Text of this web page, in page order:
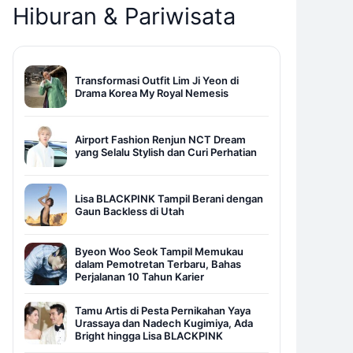
Hiburan & Pariwisata
Transformasi Outfit Lim Ji Yeon di
Drama Korea My Royal Nemesis
Airport Fashion Renjun NCT Dream
yang Selalu Stylish dan Curi Perhatian
Lisa BLACKPINK Tampil Berani dengan
Gaun Backless di Utah
Byeon Woo Seok Tampil Memukau
dalam Pemotretan Terbaru, Bahas
Perjalanan 10 Tahun Karier
Tamu Artis di Pesta Pernikahan Yaya
Urassaya dan Nadech Kugimiya, Ada
Bright hingga Lisa BLACKPINK